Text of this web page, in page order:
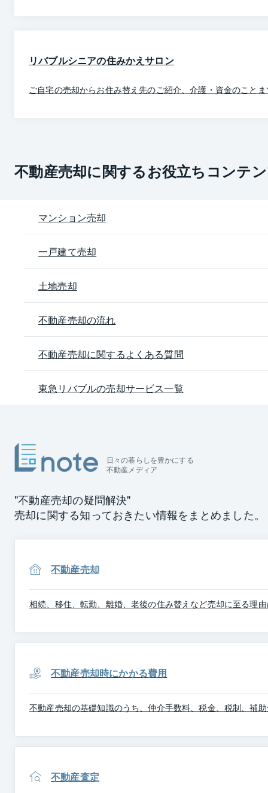
リバブルシニアの住みかえサロン
ご自宅の売却からお住み替え先のご紹介、介護・資金のこと
不動産売却に関するお役立ちコンテ
マンション売却
一戸建て売却
土地売却
不動産売却の流れ
不動産売却に関するよくある質問
東急リバブルの売却サービス一覧
日々の暮らしを豊かにする
不動産メディア
"不動産売却の疑問解決"
売却に関する知っておきたい情報をまとめました。
不動産売却
相続、移住、転勤、離婚、老後の住み替えなど売却に至る理
不動産売却時にかかる費用
不動産売却の基礎知識のうち、仲介手数料、税金、税制、補
不動産査定